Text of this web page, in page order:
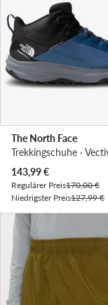
The North Face
Aktueller Preis
143,99€
Regulärer Preis170,00 €
Niedrigster Preis127,99 €